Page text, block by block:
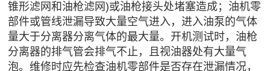
锥形滤网和油枪滤网)或油枪接头处堵塞造成；油机零
部件或管线泄漏导致大量空气进入，进入油泵的气体
量大于分离器分离气体的最大量。开机测试时，油枪
分离器的排气管会排气不止，且视油器处有大量气
泡。维修时应先检查油机零部件是否存在泄漏情况，